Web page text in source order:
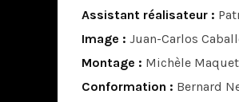
Assistant réalisateur :
Image : Juan-Carlos
Montage : Michèle
Conformation : Bernard